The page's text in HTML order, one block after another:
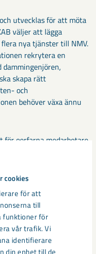
cookies
för att
till
funktioner för
vår trafik. Vi
identifierare
utvecklas för att möta
väljer att lägga
nya tjänster till NMV.
rekrytera en
skapa rätt
och
behöver växa ännu
för oerfarna medarbetare
in i rollen genom att gå
Carlsten.
ännu större och
som behöver rekryteras